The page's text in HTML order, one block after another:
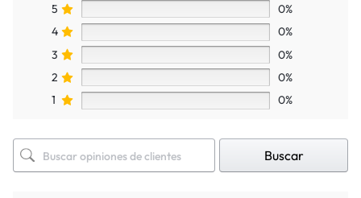
5
0%
4
0%
3
0%
2
0%
1
0%
Buscar